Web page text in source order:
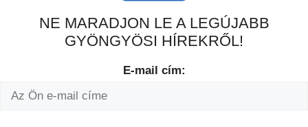
NE MARADJON LE A LEGÚJABB
GYÖNGYÖSI HÍREKRŐL!
E-mail cím: